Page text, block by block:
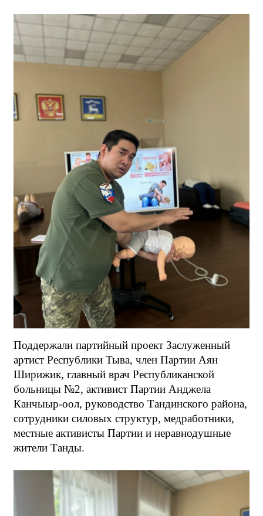
Поддержали партийный проект Заслуженный
артист Республики Тыва, член Партии Аян
Ширижик, главный врач Республиканской
больницы №2, активист Партии Анджела
Канчыыр-оол, руководство Тандинского района,
сотрудники силовых структур, медработники,
местные активисты Партии и неравнодушные
жители Танды.